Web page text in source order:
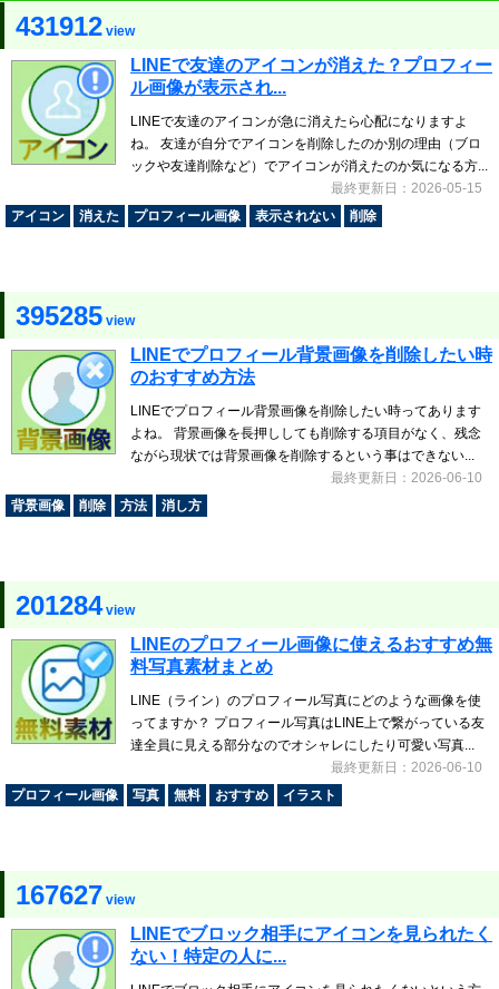
431912 view
LINEで友達のアイコンが消えた？プロフィー
ル画像が表示され...
LINEで友達のアイコンが急に消えたら心配になりますよ
ね。 友達が自分でアイコンを削除したのか別の理由（ブロ
ックや友達削除など）でアイコンが消えたのか気になる方...
最終更新日：2026-05-15
アイコン
消えた プロフィール画像 表示されない 削除
395285 view
LINEでプロフィール背景画像を削除したい時
のおすすめ方法
LINEでプロフィール背景画像を削除したい時ってあります
よね。 背景画像を長押ししても削除する項目がなく、残念
ながら現状では背景画像を削除するという事はできない...
最終更新日：2026-06-10
背景画像
削除 方法 消し方
201284view
LINEのプロフィール画像に使えるおすすめ無
料写真素材まとめ
LINE（ライン）のプロフィール写真にどのような画像を使
ってますか？ プロフィール写真はLINE上で繋がっている友
達全員に見える部分なのでオシャレにしたり可愛い写真...
最終更新日：2026-06-10
プロフィール画像
写真 無料 おすすめ イラスト
167627 view
LINEでブロック相手にアイコンを見られたく
ない！特定の人に...